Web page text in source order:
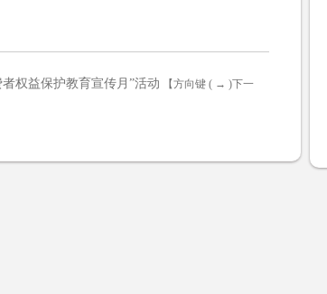
权益保护教育宣传月”活动 【方向键 ( → )下一